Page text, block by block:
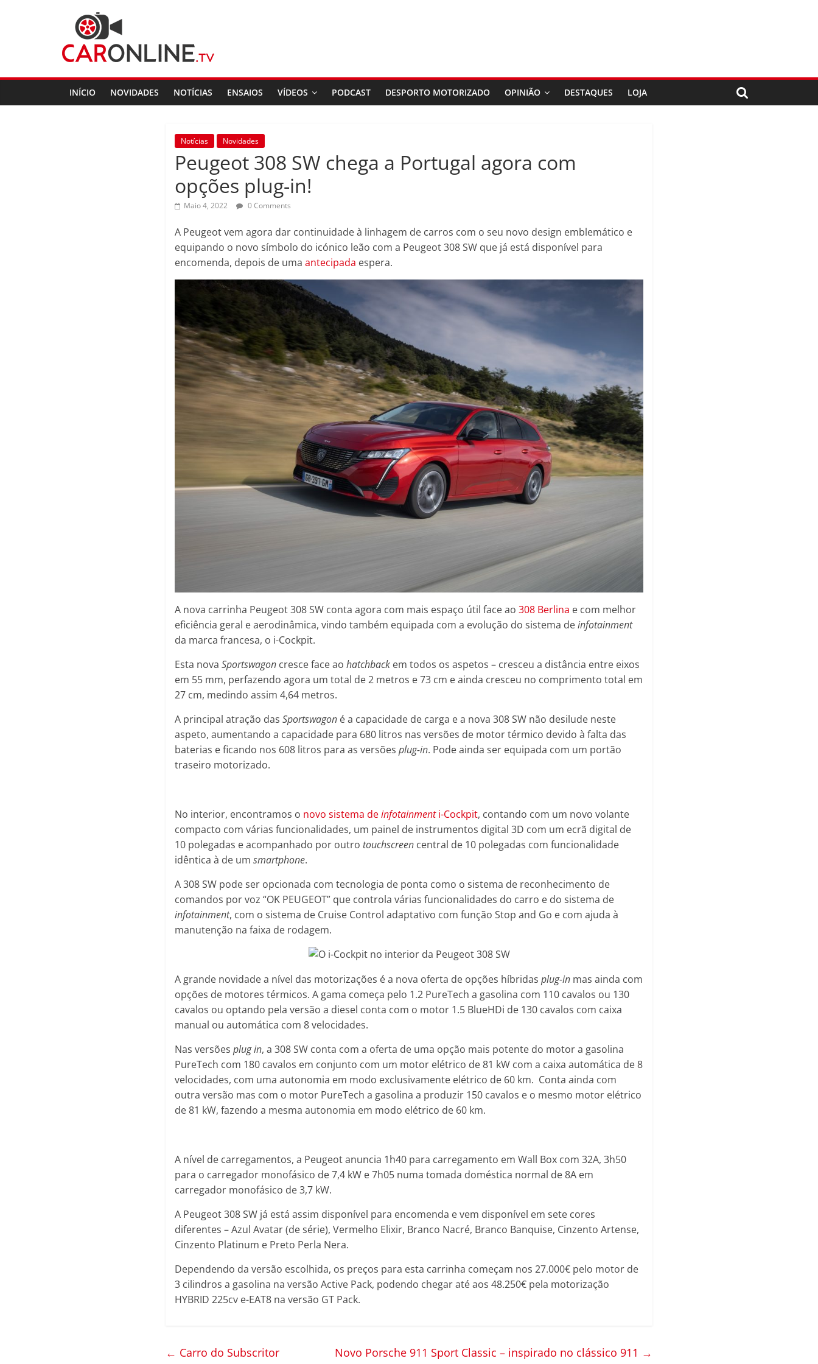
CarOnline.TV
CarOnline.TV
Ensaios
Automóvel
INÍCIO NOVIDADES NOTÍCIAS ENSAIOS VÍDEOS PODCAST DESPORTO MOTORIZADO OPINIÃO DESTAQUES LOJA
Notícias Novidades
Peugeot 308 SW chega a Portugal agora com
opções plug-in!
Maio 4, 2022 0 Comments
A Peugeot vem agora dar continuidade à linhagem de carros com o seu novo design emblemático e
equipando o novo símbolo do icónico leão com a Peugeot 308 SW que já está disponível para
encomenda, depois de uma antecipada espera.
A nova carrinha Peugeot 308 SW conta agora com mais espaço útil face ao 308 Berlina e com melhor
eficiência geral e aerodinâmica, vindo também equipada com a evolução do sistema deinfotainment
da marca francesa, o i-Cockpit.
Esta nova Sportswagon cresce face ao hatchback em todos os aspetos – cresceu a distância entre eixos
em 55 mm, perfazendo agora um total de 2 metros e 73 cm e ainda cresceu no comprimento total em
27 cm, medindo assim 4,64 metros.
A principal atração das Sportswagon é a capacidade de carga e a nova 308 SW não desilude neste
aspeto, aumentando a capacidade para 680 litros nas versões de motor térmico devido à falta das
baterias e ficando nos 608 litros para as versões plug-in. Pode ainda ser equipada com um portão
traseiro motorizado.
No interior, encontramos o novo sistema deinfotainmenti-Cockpit, contando com um novo volante
compacto com várias funcionalidades, um painel de instrumentos digital 3D com um ecrã digital de
10 polegadas e acompanhado por outro touchscreen central de 10 polegadas com funcionalidade
idêntica à de um smartphone.
A 308 SW pode ser opcionada com tecnologia de ponta como o sistema de reconhecimento de
comandos por voz “OK PEUGEOT” que controla várias funcionalidades do carro e do sistema de
infotainment, com o sistema de Cruise Control adaptativo com função Stop and Go e com ajuda à
manutenção na faixa de rodagem.
A grande novidade a nível das motorizações é a nova oferta de opções híbridas plug-in mas ainda com
opções de motores térmicos. A gama começa pelo 1.2 PureTech a gasolina com 110 cavalos ou 130
cavalos ou optando pela versão a diesel conta com o motor 1.5 BlueHDi de 130 cavalos com caixa
manual ou automática com 8 velocidades.
Nas versões plug in, a 308 SW conta com a oferta de uma opção mais potente do motor a gasolina
PureTech com 180 cavalos em conjunto com um motor elétrico de 81 kW com a caixa automática de 8
velocidades, com uma autonomia em modo exclusivamente elétrico de 60 km. Conta ainda com
outra versão mas com o motor PureTech a gasolina a produzir 150 cavalos e o mesmo motor elétrico
de 81 kW, fazendo a mesma autonomia em modo elétrico de 60 km.
A nível de carregamentos, a Peugeot anuncia 1h40 para carregamento em Wall Box com 32A, 3h50
para o carregador monofásico de 7,4 kW e 7h05 numa tomada doméstica normal de 8A em
carregador monofásico de 3,7 kW.
A Peugeot 308 SW já está assim disponível para encomenda e vem disponível em sete cores
diferentes – Azul Avatar (de série), Vermelho Elixir, Branco Nacré, Branco Banquise, Cinzento Artense,
Cinzento Platinum e Preto Perla Nera.
Dependendo da versão escolhida, os preços para esta carrinha começam nos 27.000€ pelo motor de
3 cilindros a gasolina na versão Active Pack, podendo chegar até aos 48.250€ pela motorização
HYBRID 225cv e-EAT8 na versão GT Pack.
← Carro do Subscritor Novo Porsche 911 Sport Classic – inspirado no clássico 911 →